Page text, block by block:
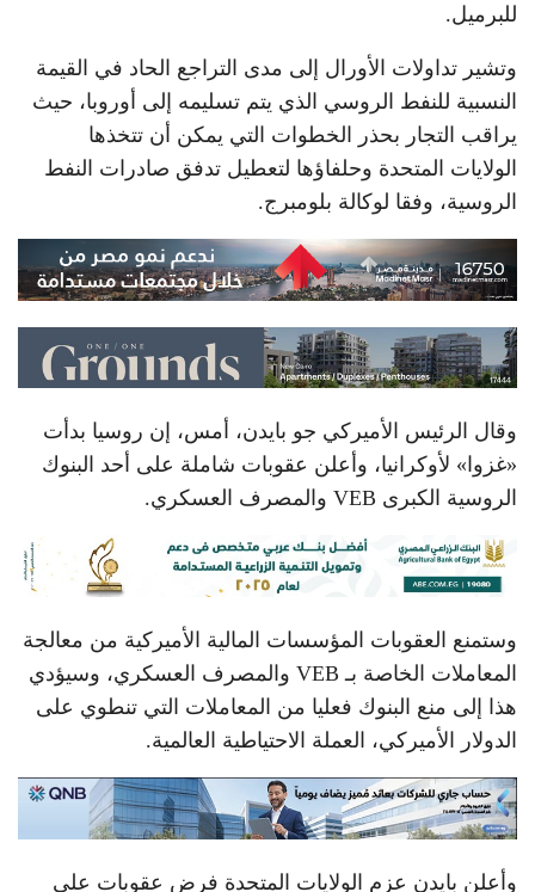
للبرميل.
وتشير تداولات الأورال إلى مدى التراجع الحاد في القيمة
النسبية للنفط الروسي الذي يتم تسليمه إلى أوروبا، حيث
يراقب التجار بحذر الخطوات التي يمكن أن تتخذها
الولايات المتحدة وحلفاؤها لتعطيل تدفق صادرات النفط
الروسية، وفقا لوكالة بلومبرج.
وقال الرئيس الأميركي جو بايدن، أمس، إن روسيا بدأت
«غزوا» لأوكرانيا، وأعلن عقوبات شاملة على أحد البنوك
الروسية الكبرى VEB والمصرف العسكري.
وستمنع العقوبات المؤسسات المالية الأميركية من معالجة
المعاملات الخاصة بـ VEB والمصرف العسكري، وسيؤدي
هذا إلى منع البنوك فعليا من المعاملات التي تنطوي على
الدولار الأميركي، العملة الاحتياطية العالمية.
وأعلن بايدن عزم الولايات المتحدة فرض عقوبات على